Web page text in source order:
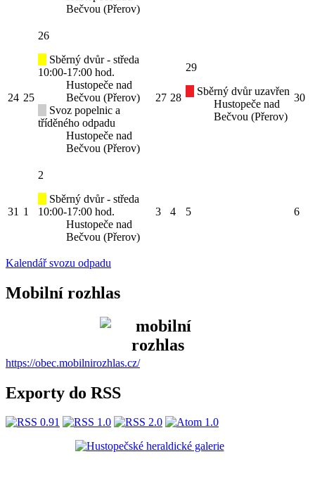
Bečvou (Přerov)
24 25
26
Sběrný dvůr - středa
10:00-17:00 hod.
Hustopeče nad
Bečvou (Přerov)
Svoz popelnic a
tříděného odpadu
Hustopeče nad
Bečvou (Přerov)
27 28
29
Sběrný dvůr uzavřen
Hustopeče nad
Bečvou (Přerov)
30
31 1
2
Sběrný dvůr - středa
10:00-17:00 hod.
Hustopeče nad
Bečvou (Přerov)
3 4 5 6
Kalendář svozu odpadu
Mobilní rozhlas
https://obec.mobilnirozhlas.cz/
Exporty do RSS